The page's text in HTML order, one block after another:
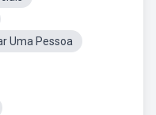
Uma Pessoa